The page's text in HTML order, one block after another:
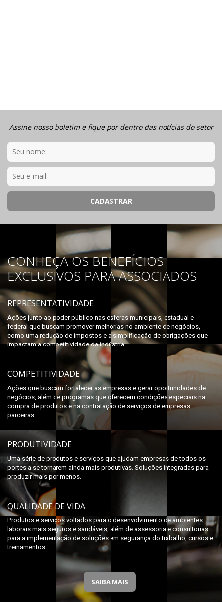
Assine nosso boletim e fique por dentro das notícias do setor
CONHEÇA OS BENEFÍCIOS
EXCLUSIVOS PARA ASSOCIADOS
REPRESENTATIVIDADE
Ações junto ao poder público nas esferas municipais, estadual e
federal que buscam promover melhorias no ambiente de negócios,
como uma redução de impostos e a simplificação de obrigações que
impactam a competitividade da indústria.
COMPETITIVIDADE
Ações que buscam fortalecer as empresas e gerar oportunidades de
negócios, além de programas que oferecem condições especiais na
compra de produtos e na contratação de serviços de empresas
parceiras.
PRODUTIVIDADE
Uma série de produtos e serviços que ajudam empresas de todos os
portes a se tornarem ainda mais produtivas. Soluções integradas para
produzir mais por menos.
QUALIDADE DE VIDA
Produtos e serviços voltados para o desenvolvimento de ambientes
laborais mais seguros e saudáveis, além de assessoria e consultorias
para a implementação de soluções em segurança do trabalho, cursos e
treinamentos.
SAIBA MAIS